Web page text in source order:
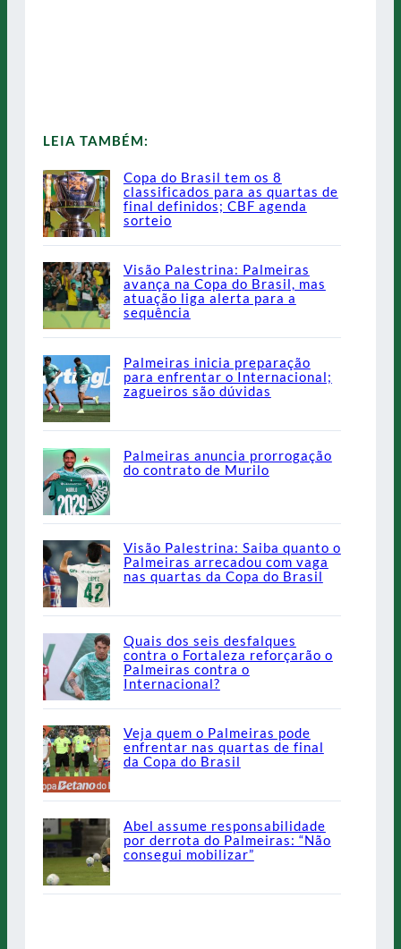
LEIA TAMBÉM:
Copa do Brasil tem os 8
classificados para as quartas de
final definidos; CBF agenda
sorteio
Visão Palestrina: Palmeiras
avança na Copa do Brasil, mas
atuação liga alerta para a
sequência
Palmeiras inicia preparação
para enfrentar o Internacional;
zagueiros são dúvidas
Palmeiras anuncia prorrogação
do contrato de Murilo
Visão Palestrina: Saiba quanto o
Palmeiras arrecadou com vaga
nas quartas da Copa do Brasil
Quais dos seis desfalques
contra o Fortaleza reforçarão o
Palmeiras contra o
Internacional?
Veja quem o Palmeiras pode
enfrentar nas quartas de final
da Copa do Brasil
Abel assume responsabilidade
por derrota do Palmeiras: “Não
consegui mobilizar”